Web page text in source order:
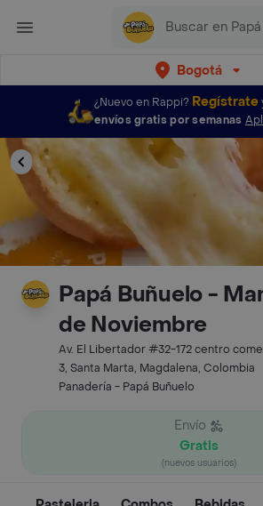
Bogotá
¿Nuevo en Rappi? Regístrate
envíos gratis por semanas
Papá Buñuelo -
de Noviembre
Av. El Libertador #32-172 centro
3, Santa Marta, Magdalena, Colombia
Panadería - Papá Buñuelo
Envío
Gratis
(nuevos usuarios)